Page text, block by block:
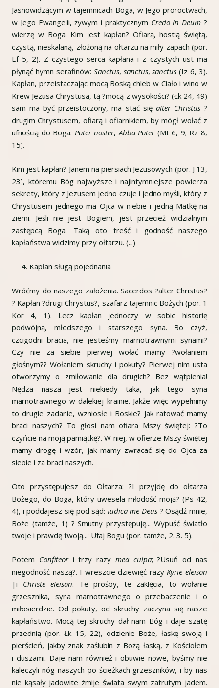
Jasnowidzącym w tajemnicach Boga, w Jego proroctwach,
w Jego Ewangelii, żywym i praktycznym Credo in Deum ?
wierzę w Boga. Kim jest kapłan? Ofiarą, hostią świętą,
czystą, nieskalaną, złożoną na ołtarzu na miły zapach (por.
Ef 5, 2). Z czystego serca kapłana i z czystych ust ma
płynąć hymn serafinów: Sanctus, sanctus, sanctus (Iz 6, 3).
Kapłan, przeistaczając mocą Boską chleb w Ciało i wino w
Krew Jezusa Chrystusa, tą ?mocą z wysokości? (Łk 24, 49)
sam ma być przeistoczony, ma stać się alter Christus?
drugim Chrystusem, ofiarą i ofiarnikiem, by mógł wołać z
ufnością do Boga: Pater noster,Abba Pater(Mt 6, 9; Rz 8,
15).
Kim jest kapłan? Janem na piersiach Jezusowych (por. J 13,
23), któremu Bóg najwyższe i najintymniejsze powierza
sekrety, który z Jezusem jedno czuje i jedno myśli, który z
Chrystusem jednego ma Ojca w niebie i jedną Matkę na
ziemi. Jeśli nie jest Bogiem, jest przecież widzialnym
zastępcą Boga. Taką oto treść i godność naszego
kapłaństwa widzimy przy ołtarzu. (...)
Kapłan sługą pojednania
Wróćmy do naszego założenia. Sacerdos ?alter Christus?
? Kapłan ?drugi Chrystus?, szafarz tajemnic Bożych (por. 1
Kor 4, 1). Lecz kapłan jednoczy w sobie historię
podwójną, młodszego i starszego syna. Bo czyż,
czcigodni bracia, nie jesteśmy marnotrawnymi synami?
Czy nie za siebie pierwej wołać mamy ?wołaniem
głośnym?? Wołaniem skruchy i pokuty? Pierwej nim usta
otworzymy o zmiłowanie dla drugich? Bez wątpienia!
Nędza nasza jest niekiedy taka, jak tego syna
marnotrawnego w dalekiej krainie. Jakże więc wypełnimy
to drugie zadanie, wzniosłe i Boskie? Jak ratować mamy
braci naszych? To głosi nam ofiara Mszy świętej: ?To
czyńcie na moją pamiątkę?. W niej, w ofierze Mszy świętej
mamy drogę i wzór, jak mamy zwracać się do Ojca za
siebie i za braci naszych.
Oto przystępujesz do Ołtarza: ?I przyjdę do ołtarza
Bożego, do Boga, który uwesela młodość moją? (Ps 42,
4), i poddajesz się pod sąd: Iudica me Deus ? Osądź mnie,
Boże (tamże, 1) ? Smutny przystępuję... Wypuść światło
twoje i prawdę twoją...; Ufaj Bogu (por. tamże, 2. 3. 5).
Potem Confiteori trzy razy mea culpa; ?Usuń od nas
niegodność naszą?. I wreszcie dziewięć razyKyrie eleison
|i Christe eleison. Te prośby, te zaklęcia, to wołanie
grzesznika, syna marnotrawnego o przebaczenie i o
miłosierdzie. Od pokuty, od skruchy zaczyna się nasze
kapłaństwo. Mocą tej skruchy dał nam Bóg i daje szatę
przednią (por. Łk 15, 22), odzienie Boże, łaskę swoją i
pierścień, jakby znak zaślubin z Bożą łaską, z Kościołem
i duszami. Daje nam również i obuwie nowe, byśmy nie
kaleczyli nóg naszych po ścieżkach grzeszników, i by nas
nie kąsały jadowite żmije świata swym zatrutym jadem.